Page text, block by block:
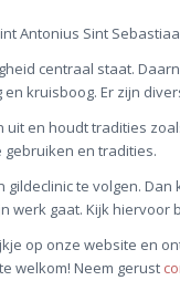
Antonius Sint
centraal staat.
kruisboog. Er zijn
en houdt tradities
en tradities.
te volgen.
werk gaat. Kijk hiervoor
op onze website en
welkom! Neem gerust